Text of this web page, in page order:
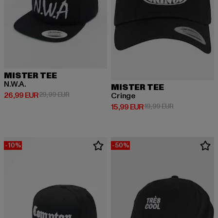
MISTER TEE
N.W.A.
26,99 EUR
Derzeitiger Preis: 26,99 EUR
29,99 EURAktionspreis: 29,99 EUR
MISTER TEE
Cringe
15,99 EUR
Derzeitiger Preis: 15,99 EUR
19,99 EURAktionspreis:
-10% -50%